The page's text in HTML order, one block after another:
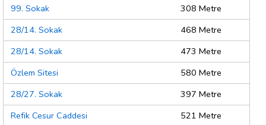
99. Sokak
308 Metre
28/14. Sokak
468 Metre
28/14. Sokak
473 Metre
Özlem Sitesi
580 Metre
28/27. Sokak
397 Metre
Refik Cesur Caddesi
521 Metre